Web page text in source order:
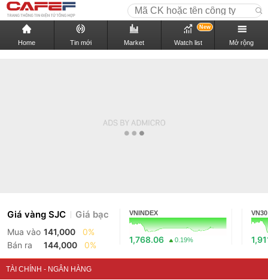
Home Tin mới Market Watch list
New
Mở rộng
Giá vàng SJC Giá bạc
Mua vào 141,000
0%
Bán ra
144,000 0%
VNINDEX
1,768.06 0.19%
VN30
TÀI CHÍNH - NGÂN HÀNG